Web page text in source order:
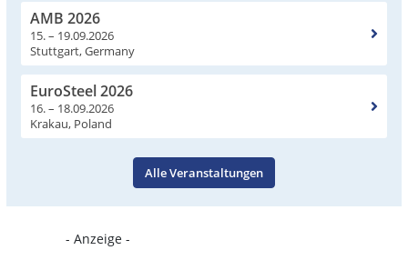
AMB 2026
15. – 19.09.2026
Stuttgart, Germany
EuroSteel 2026
16. – 18.09.2026
Krakau, Poland
Alle Veranstaltungen
- Anzeige -